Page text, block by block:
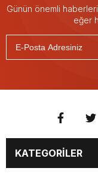
Günün önemli
eğer
KATEGORİLER